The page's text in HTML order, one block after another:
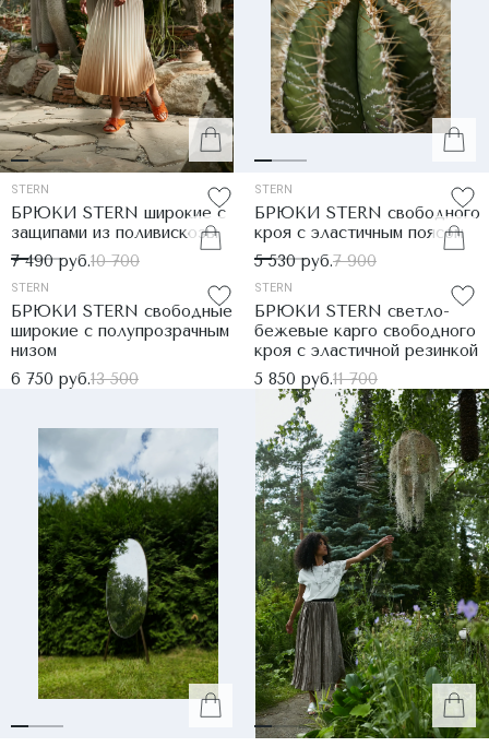
STERN
БРЮКИ STERN широкие с
защипами из поливискозы
7 490 руб.10 700
STERN
БРЮКИ STERN свободного
кроя с эластичным поясом
5 530 руб.7 900
STERN
БРЮКИ STERN свободные
широкие с полупрозрачным
низом
6 750 руб.13 500
STERN
БРЮКИ STERN светло-
бежевые карго свободного
кроя с эластичной резинкой
5 850 руб.11 700